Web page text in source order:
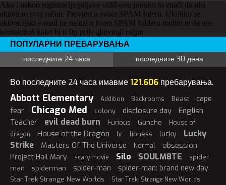
Ako i nakon registracije/prijave vidiš ovu poruku to znači da nisi
aktivirao svoj račun. Provjeri u svom SPAM foleru. Ukoliko se
aktivacijski e-mail ne nalazi u tvom SPAM folderu molim te da nas
kontaktiraš kako bi ti što prije aktivirali račun
ПОПУЛАРНИ ПРЕБАРУВАЊА
последните 24 часа последните 30 дена
Во последните 24 часа имавме 121.606 пребарувања.
Abbott Elementary Addition Backrooms Beast
cape
fear
Chicago Med colony disclosure day
English
Teacher
evil dead burn Furious Gunche
House of
dragon
House of the Dragon hr lioness lucky
Lucky
Strike
Masters Of The Universe Normal obsession
Project Hail Mary scary movie Silo SOULM8TE
spider
man
spiderman spider-man spider-man: brand new day
Star Trek Strange New Worlds Star Trek: Strange New Worlds